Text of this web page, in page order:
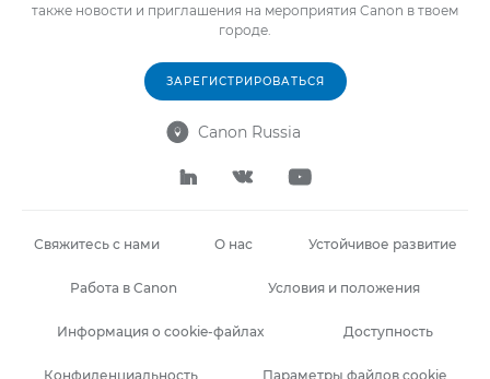
также новости и приглашения на мероприятия Canon в твоем
городе.
ЗАРЕГИСТРИРОВАТЬСЯ
 Canon Russia
  
Свяжитесь с нами О нас Устойчивое развитие
Работа в Canon Условия и положения
Информация о cookie-файлах Доступность
Конфиденциальность Параметры файлов cookie